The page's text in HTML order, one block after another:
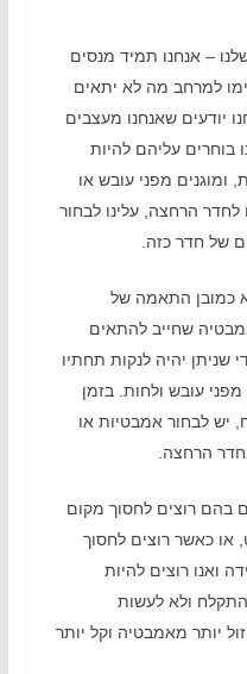
– אנחנו תמיד מנסים
למרחב מה לא יתאים
יודעים שאנחנו מעצבים
עליהם להיות
ומוגנים מפני עובש או
לחדר הרחצה, עלינו לבחור
של חדר כזה.
כמובן התאמה של
שחייב להתאים
שניתן יהיה לנקות תחתיו
עובש ולחות. בזמן
יש לבחור אמבטיות או
הרחצה.
בהם רוצים לחסוך מקום
או כאשר רוצים לחסוך
ואנו רוצים להיות
ולא לעשות
יותר מאמבטיה וקל יותר